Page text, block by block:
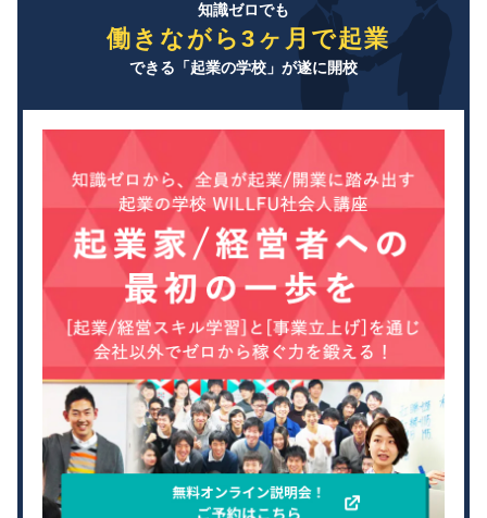
知識ゼロでも
働きながら3ヶ月で起業
できる「起業の学校」が遂に開校